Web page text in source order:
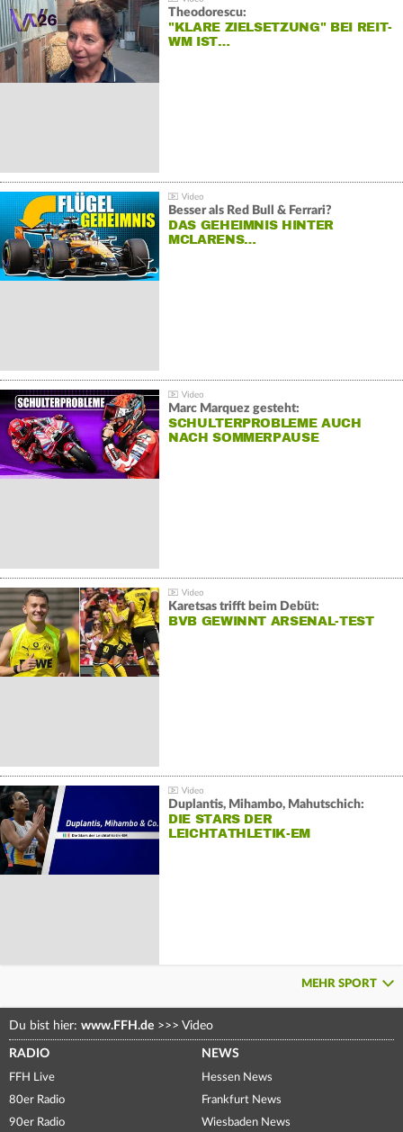
Theodorescu:
"KLARE ZIELSETZUNG" BEI REIT-
WM IST…
Besser als Red Bull & Ferrari?
DAS GEHEIMNIS HINTER
MCLARENS…
Marc Marquez gesteht:
SCHULTERPROBLEME AUCH
NACH SOMMERPAUSE
Karetsas trifft beim Debüt:
BVB GEWINNT ARSENAL-TEST
Duplantis, Mihambo, Mahutschich:
DIE STARS DER
LEICHTATHLETIK-EM
MEHR SPORT
Du bist hier: www.FFH.de >>> Video
RADIO
FFH Live
80er Radio
90er Radio
NEWS
Hessen News
Frankfurt News
Wiesbaden News